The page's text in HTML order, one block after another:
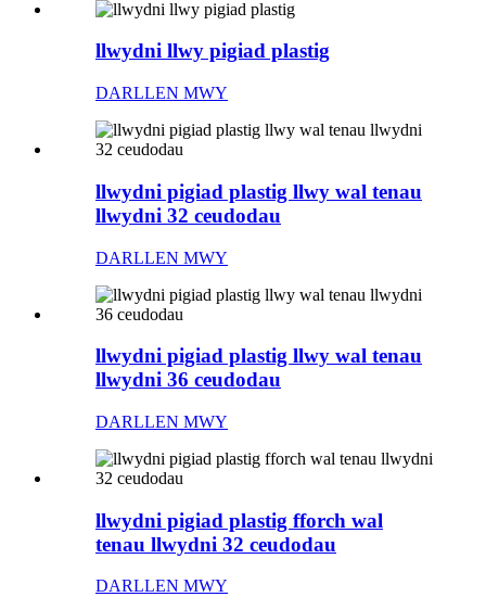
llwydni llwy pigiad plastig
DARLLEN MWY
llwydni pigiad plastig llwy wal tenau
llwydni 32 ceudodau
DARLLEN MWY
llwydni pigiad plastig llwy wal tenau
llwydni 36 ceudodau
DARLLEN MWY
llwydni pigiad plastig fforch wal
tenau llwydni 32 ceudodau
DARLLEN MWY